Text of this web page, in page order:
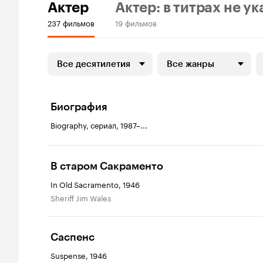
Актер
237 фильмов
Актер: в титрах не
19 фильмов
Все десятилетия Все жанры
Биография
Biography, сериал, 1987–...
В старом Сакраменто
In Old Sacramento, 1946
Sheriff Jim Wales
Саспенс
Suspense, 1946